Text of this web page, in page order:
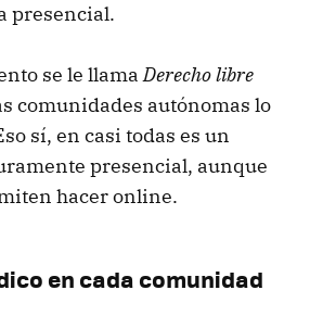
presencial.
se le llamaDerecho libre
comunidades autónomas lo
sí, en casi todas es un
presencial, aunque
hacer online.
en cada comunidad